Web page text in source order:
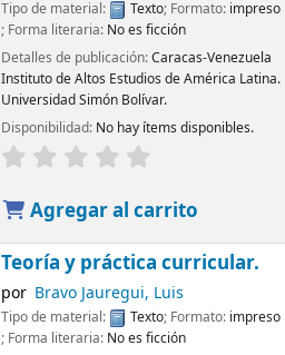
Tipo de material: Texto; Formato: impreso
; Forma literaria: No es ficción
Detalles de publicación:Caracas-Venezuela
Instituto de Altos Estudios de América Latina.
Universidad Simón Bolívar.
Disponibilidad: No hay ítems disponibles.
Agregar al carrito
Teoría y práctica curricular.
por Bravo Jauregui, Luis
Tipo de material: Texto; Formato: impreso
; Forma literaria: No es ficción